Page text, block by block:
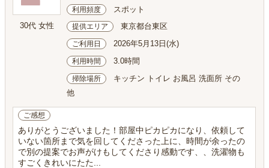
30代 女性
利用頻度 スポット
提供エリア 東京都台東区
ご利用日 2026年5月13日(水)
利用時間 3.0時間
掃除場所
キッチン トイレ お風呂 洗面所 その
他
ご感想
ありがとうございました！部屋中ピカピカになり、依頼して
いない箇所まで気を回してくださった上に、時間が余ったの
で別の提案でお声がけもしてくださり感動です、、洗濯物も
すごくきれいにたた...